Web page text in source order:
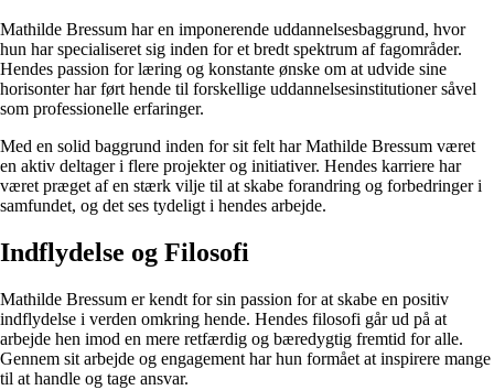
Mathilde Bressum har en imponerende uddannelsesbaggrund, hvor
hun har specialiseret sig inden for et bredt spektrum af fagområder.
Hendes passion for læring og konstante ønske om at udvide sine
horisonter har ført hende til forskellige uddannelsesinstitutioner såvel
som professionelle erfaringer.
Med en solid baggrund inden for sit felt har Mathilde Bressum været
en aktiv deltager i flere projekter og initiativer. Hendes karriere har
været præget af en stærk vilje til at skabe forandring og forbedringer i
samfundet, og det ses tydeligt i hendes arbejde.
Indflydelse og Filosofi
Mathilde Bressum er kendt for sin passion for at skabe en positiv
indflydelse i verden omkring hende. Hendes filosofi går ud på at
arbejde hen imod en mere retfærdig og bæredygtig fremtid for alle.
Gennem sit arbejde og engagement har hun formået at inspirere mange
til at handle og tage ansvar.